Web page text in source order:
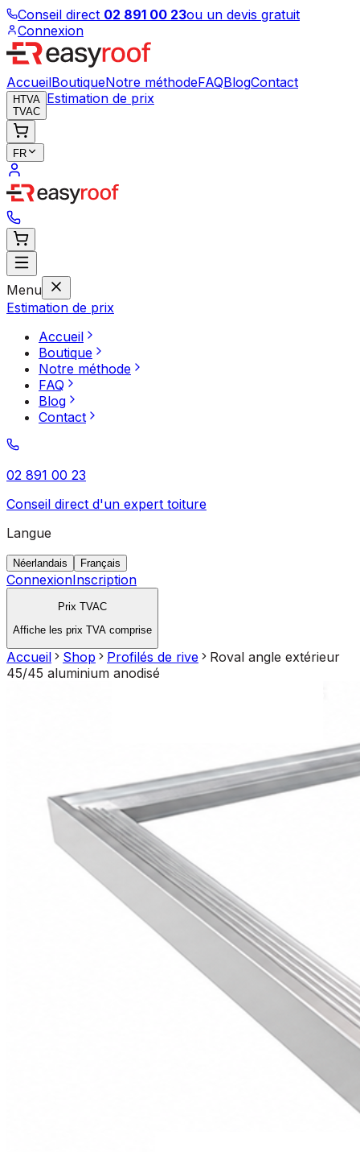
Conseil direct 02 891 00 23ou un devis gratuit
Connexion
AccueilBoutiqueNotre méthodeFAQBlogContact
HTVA
TVAC
Estimation de prix
FR
Menu
Estimation de prix
Accueil
Boutique
Notre méthode
FAQ
Blog
Contact
02 891 00 23
Conseil direct d'un expert toiture
Langue
Néerlandais Français
ConnexionInscription
Prix TVAC
Affiche les prix TVA comprise
Accueil Shop Profilés de rive
Roval angle extérieur
45/45 aluminium anodisé